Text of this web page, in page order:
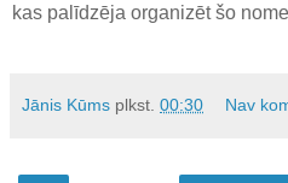
kas palīdzēja organizēt šo
Jānis Kūms plkst. 00:30 Nav